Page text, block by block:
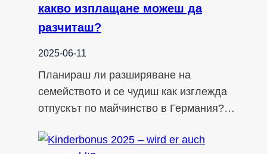
какво изплащане можеш да
разчиташ?
2025-06-11
Планираш ли разширяване на
семейството и се чудиш как изглежда
отпускът по майчинство в Германия?…